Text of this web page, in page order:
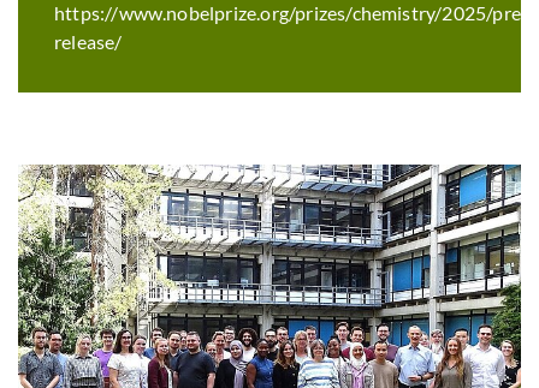
https://www.nobelprize.org/prizes/chemistry/2025/
release/